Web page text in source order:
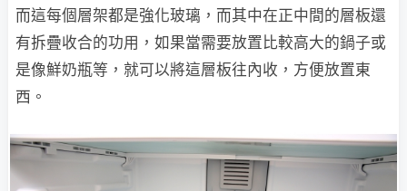
而這每個層架都是強化玻璃，而其中在正中間的層板還
有拆疊收合的功用，如果當需要放置比較高大的鍋子或
是像鮮奶瓶等，就可以將這層板往內收，方便放置東
西。